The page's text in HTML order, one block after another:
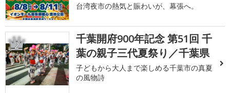
台湾夜市の熱気と賑わいが、幕張へ。
2
千葉開府900年記念 第51回 千
葉の親子三代夏祭り／千葉県
子どもから大人まで楽しめる千葉市の真夏
の風物詩